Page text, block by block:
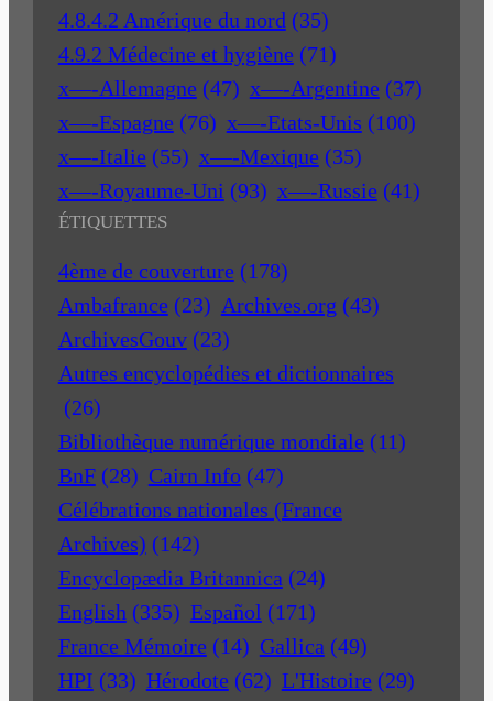
4.8.4.2 Amérique du nord (35)
4.9.2 Médecine et hygiène (71)
x—-Allemagne (47) x—-Argentine (37)
x—-Espagne (76) x—-Etats-Unis (100)
x—-Italie (55) x—-Mexique (35)
x—-Royaume-Uni (93) x—-Russie (41)
ÉTIQUETTES
4ème de couverture (178)
Ambafrance (23) Archives.org (43)
ArchivesGouv (23)
Autres encyclopédies et dictionnaires
(26)
Bibliothèque numérique mondiale (11)
BnF (28) Cairn Info (47)
Célébrations nationales (France
Archives) (142)
Encyclopædia Britannica (24)
English (335) Español (171)
France Mémoire (14) Gallica (49)
HPI (33) Hérodote (62) L'Histoire (29)